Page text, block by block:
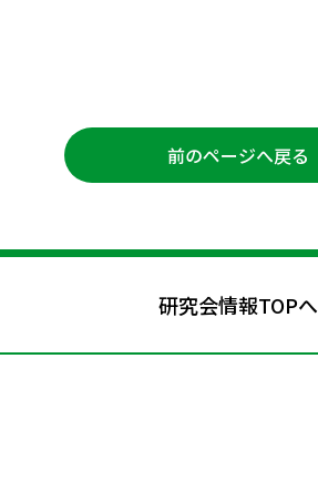
前のページへ戻る
研究会情報TOPへ